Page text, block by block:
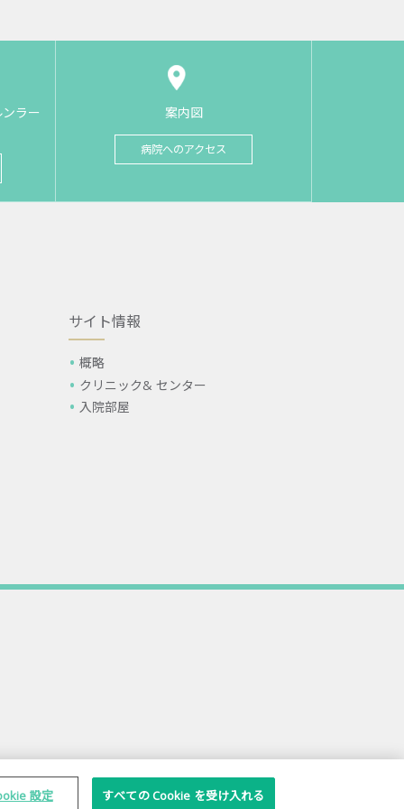
ラー 案内図
病院へのアクセス
サイト情報
概略
クリニック& センター
入院部屋
設定 すべての Cookie を受け入れる